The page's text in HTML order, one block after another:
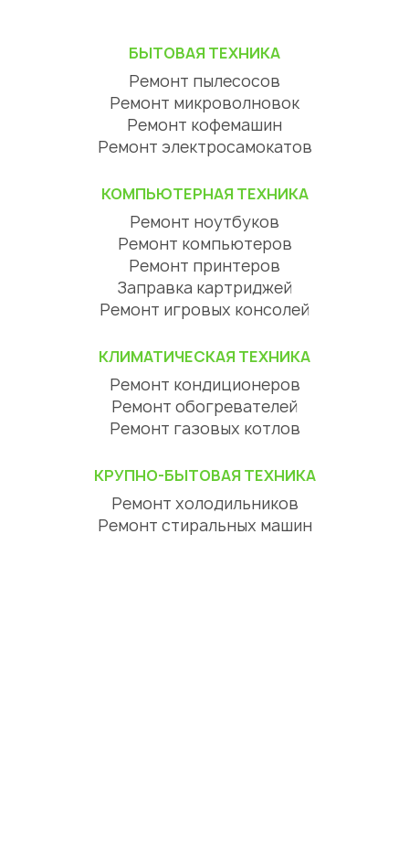
БЫТОВАЯ ТЕХНИКА
Ремонт пылесосов
Ремонт микроволновок
Ремонт кофемашин
Ремонт электросамокатов
КОМПЬЮТЕРНАЯ ТЕХНИКА
Ремонт ноутбуков
Ремонт компьютеров
Ремонт принтеров
Заправка картриджей
Ремонт игровых консолей
КЛИМАТИЧЕСКАЯ ТЕХНИКА
Ремонт кондиционеров
Ремонт обогревателей
Ремонт газовых котлов
КРУПНО-БЫТОВАЯ ТЕХНИКА
Ремонт холодильников
Ремонт стиральных машин